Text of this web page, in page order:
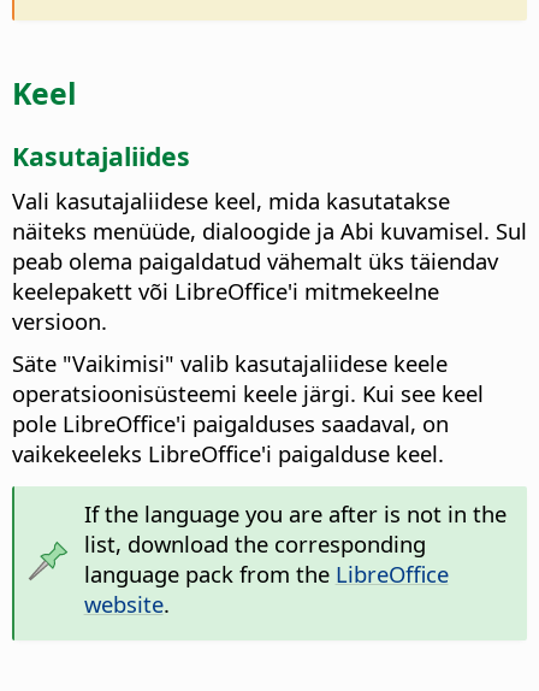
Keel
Kasutajaliides
Vali kasutajaliidese keel, mida kasutatakse
näiteks menüüde, dialoogide ja Abi kuvamisel. Sul
peab olema paigaldatud vähemalt üks täiendav
keelepakett või LibreOffice'i mitmekeelne
versioon.
Säte "Vaikimisi" valib kasutajaliidese keele
operatsioonisüsteemi keele järgi. Kui see keel
pole LibreOffice'i paigalduses saadaval, on
vaikekeeleks LibreOffice'i paigalduse keel.
If the language you are after is not in the
list, download the corresponding
language pack from the LibreOffice
website.